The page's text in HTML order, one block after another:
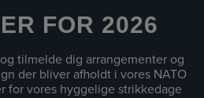
FOR 2026
tilmelde dig arrangementer og
der bliver afholdt i vores NATO
for vores hyggelige strikkedage